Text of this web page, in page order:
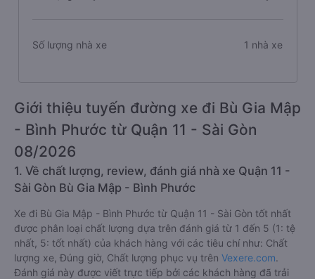
Số lượng nhà xe 1 nhà xe
Giới thiệu tuyến đường xe đi Bù Gia Mập
- Bình Phước từ Quận 11 - Sài Gòn
08/2026
1. Về chất lượng, review, đánh giá nhà xe Quận 11 -
Sài Gòn Bù Gia Mập - Bình Phước
Xe đi Bù Gia Mập - Bình Phước từ Quận 11 - Sài Gòn tốt nhất
được phân loại chất lượng dựa trên đánh giá từ 1 đến 5 (1: tệ
nhất, 5: tốt nhất) của khách hàng với các tiêu chí như: Chất
lượng xe, Đúng giờ, Chất lượng phục vụ trên Vexere.com.
Đánh giá này được viết trực tiếp bởi các khách hàng đã trải